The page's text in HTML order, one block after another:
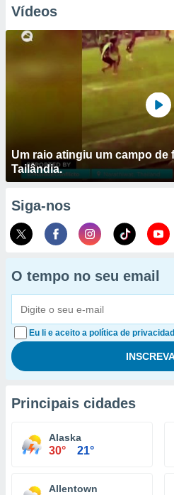
Vídeos
Um raio atingiu um campo de
Tailândia.
Siga-nos
O tempo no seu email
Eu li e aceito a política de
Principais cidades
Alaska
30° 21°
Allentown